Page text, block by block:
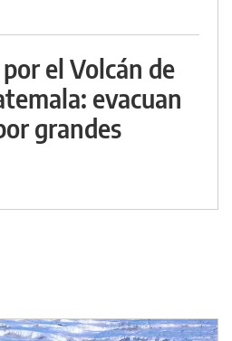
el Volcán de
evacuan
grandes